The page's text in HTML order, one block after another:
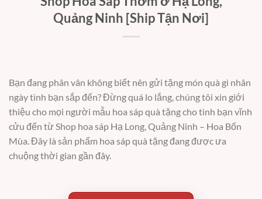
Quảng Ninh [Ship Tận Nơi]
Bạn đang phân vân không biết nên gửi tặng món quà gì nhân
ngày tình bạn sắp đến? Đừng quá lo lắng, chúng tôi xin giới
thiệu cho mọi người mẫu hoa sáp quà tặng cho tình bạn vĩnh
cửu đến từ Shop hoa sáp Hạ Long, Quảng Ninh – Hoa Bốn
Mùa. Đây là sản phẩm hoa sáp quà tặng đang được ưa
chuộng thời gian gần đây.